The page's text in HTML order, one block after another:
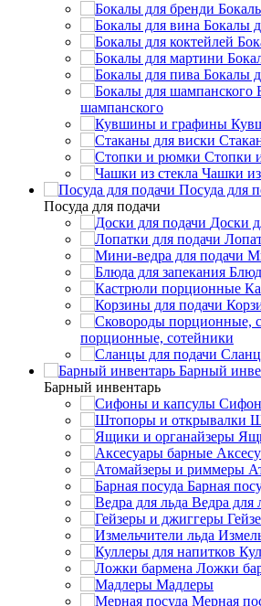
Бокалы
Бокалы
шампанского
Стопки
Чашки из
Посуда для
Посуда для подачи
Доски
порционные, сотейники
Барный
Барный инвентарь
Барная
Ведра для
Ложки
Мадлеры
Мерная